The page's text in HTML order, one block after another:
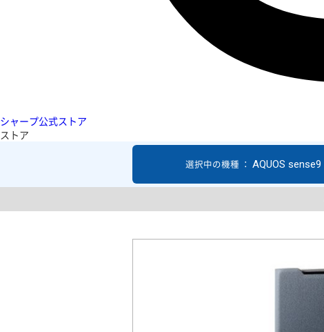
シャープ公式ストア
ストア
選択中の機種 ： AQUOS sense9